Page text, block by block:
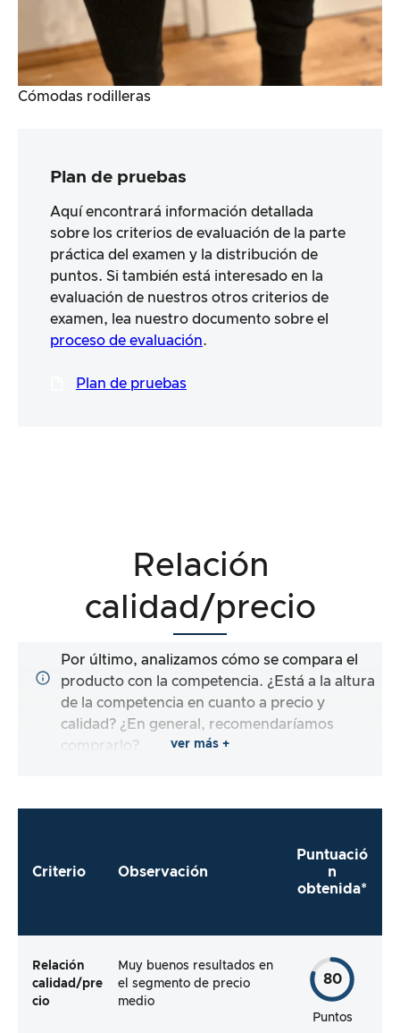
Cómodas rodilleras
Plan de pruebas
Aquí encontrará información detallada
sobre los criterios de evaluación de la parte
práctica del examen y la distribución de
puntos. Si también está interesado en la
evaluación de nuestros otros criterios de
examen, lea nuestro documento sobre el
proceso de evaluación.
Plan de pruebas
Relación
calidad/precio
Por último, analizamos cómo se compara el
producto con la competencia. ¿Está a la altura
de la competencia en cuanto a precio y
calidad? ¿En general, recomendaríamos
comprarlo?
ver más +
Criterio Observación
Puntuació
n
obtenida*
Relación
calidad/pre
cio
Muy buenos resultados en
el segmento de precio
medio
80
Puntos